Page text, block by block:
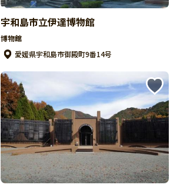
宇和島市立伊達博物館
博物館
愛媛県宇和島市御殿町9番14号